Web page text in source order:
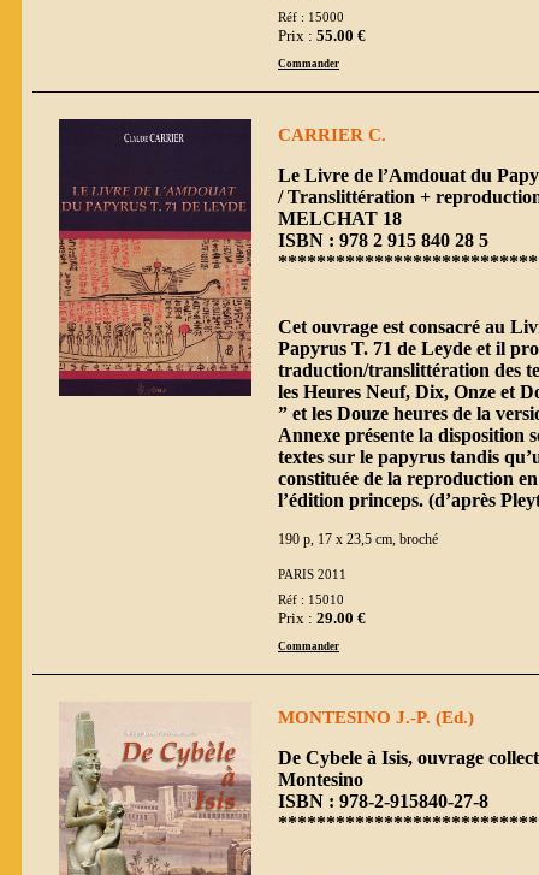
Réf : 15000
Prix : 55.00 €
Commander
CARRIER C.
Le Livre de l’Amdouat du
/ Translittération +
MELCHAT 18
ISBN : 978 2 915 840 28 5
Cet ouvrage est consacré au
Papyrus T. 71 de Leyde et il
traduction/translittération des
les Heures Neuf, Dix, Onze et
” et les Douze heures de la
Annexe présente la disposition
textes sur le papyrus tandis
constituée de la reproduction
l’édition princeps. (d’après
190 p, 17 x 23,5 cm, broché
PARIS 2011
Réf : 15010
Prix : 29.00 €
Commander
MONTESINO J.-P. (Ed.)
De Cybele à Isis, ouvrage
Montesino
ISBN : 978-2-915840-27-8